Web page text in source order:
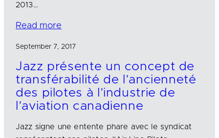
2013…
Read more
September 7, 2017
Jazz présente un concept de
transférabilité de l’ancienneté
des pilotes à l’industrie de
l’aviation canadienne
Jazz signe une entente phare avec le syndicat